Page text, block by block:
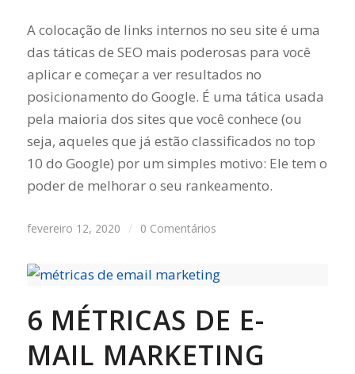
A colocação de links internos no seu site é uma
das táticas de SEO mais poderosas para você
aplicar e começar a ver resultados no
posicionamento do Google. É uma tática usada
pela maioria dos sites que você conhece (ou
seja, aqueles que já estão classificados no top
10 do Google) por um simples motivo: Ele tem o
poder de melhorar o seu rankeamento.
fevereiro 12, 2020 / 0 Comentários
6 MÉTRICAS DE E-
MAIL MARKETING